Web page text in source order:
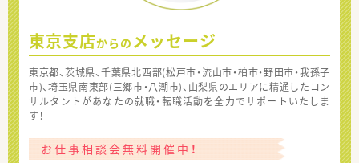
東京支店からの メッセージ
東京都、茨城県、千葉県北西部(松戸市・流山市・柏市・野田市・我孫子
市)、埼玉県南東部(三郷市・八潮市)、山梨県のエリアに精通したコン
サルタントがあなたの就職・転職活動を全力でサポートいたしま
す！
お仕事相談会無料開催中！